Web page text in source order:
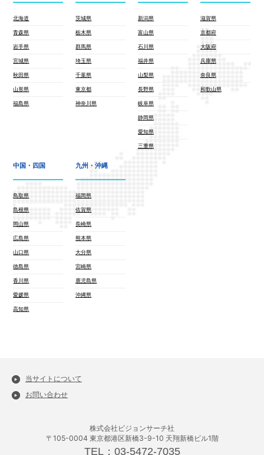
北海道
青森県
岩手県
宮城県
秋田県
山形県
福島県
茨城県
栃木県
群馬県
埼玉県
千葉県
東京都
神奈川県
新潟県
富山県
石川県
福井県
山梨県
長野県
岐阜県
静岡県
愛知県
三重県
滋賀県
京都府
大阪府
兵庫県
奈良県
和歌山県
中国・四国
鳥取県
島根県
岡山県
広島県
山口県
徳島県
香川県
愛媛県
高知県
九州・沖縄
福岡県
佐賀県
長崎県
熊本県
大分県
宮崎県
鹿児島県
沖縄県
当サイトについて
お問い合わせ
株式会社ビジョンサーチ社
〒105-0004 東京都港区新橋3-9-10 天翔新橋ビル1階
TEL：03-5472-7035